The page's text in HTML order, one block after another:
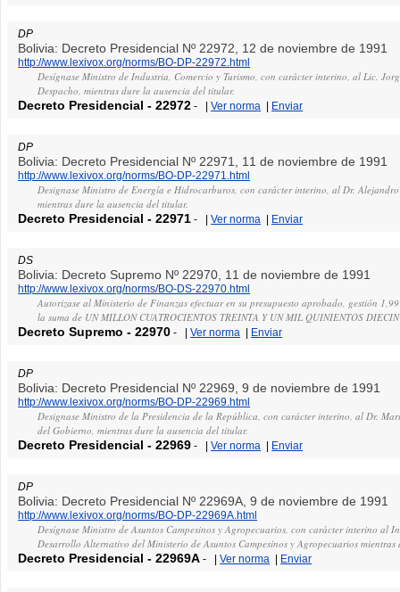
DP
Bolivia: Decreto Presidencial Nº 22972, 12 de noviembre de 1991
http://www.lexivox.org/norms/BO-DP-22972.html
Desígnase Ministro de Industria, Comercio y Turismo, con carácter interino, al Lic.
Despacho, mientras dure la ausencia del titular.
Decreto Presidencial -22972 - |Ver norma | Enviar
DP
Bolivia: Decreto Presidencial Nº 22971, 11 de noviembre de 1991
http://www.lexivox.org/norms/BO-DP-22971.html
Designase Ministro de Energía e Hidrocarburos, con carácter interino, al Dr.
mientras dure la ausencia del titular.
Decreto Presidencial -22971 - |Ver norma | Enviar
DS
Bolivia: Decreto Supremo Nº 22970, 11 de noviembre de 1991
http://www.lexivox.org/norms/BO-DS-22970.html
Autorizase al Ministerio de Finanzas efectuar en su presupuesto aprobado, gestión
la suma de UN MILLON CUATROCIENTOS TREINTA Y UN MIL QUINIENTOS
Decreto Supremo -22970 - |Ver norma | Enviar
DP
Bolivia: Decreto Presidencial Nº 22969, 9 de noviembre de 1991
http://www.lexivox.org/norms/BO-DP-22969.html
Designase Ministro de la Presidencia de la República, con carácter interino, al Dr.
del Gobierno, mientras dure la ausencia del titular.
Decreto Presidencial -22969 - |Ver norma | Enviar
DP
Bolivia: Decreto Presidencial Nº 22969A, 9 de noviembre de 1991
http://www.lexivox.org/norms/BO-DP-22969A.html
Desígnase Ministro de Asuntos Campesinos y Agropecuarios, con carácter interino al
Desarrollo Alternativo del Ministerio de Asuntos Campesinos y Agropecuarios
Decreto Presidencial -22969A - |Ver norma | Enviar